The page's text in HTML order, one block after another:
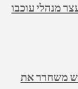
מנהלי עוכבו
משחרר את